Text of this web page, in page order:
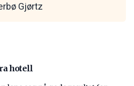
Gjørtz
hotell